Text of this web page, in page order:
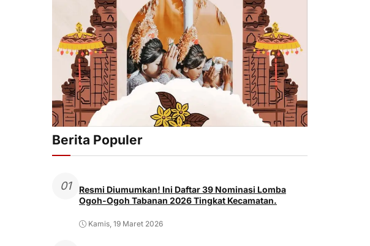
Berita Populer
01
Resmi Diumumkan! Ini Daftar 39 Nominasi Lomba
Ogoh-Ogoh Tabanan 2026 Tingkat Kecamatan.
Kamis, 19 Maret 2026